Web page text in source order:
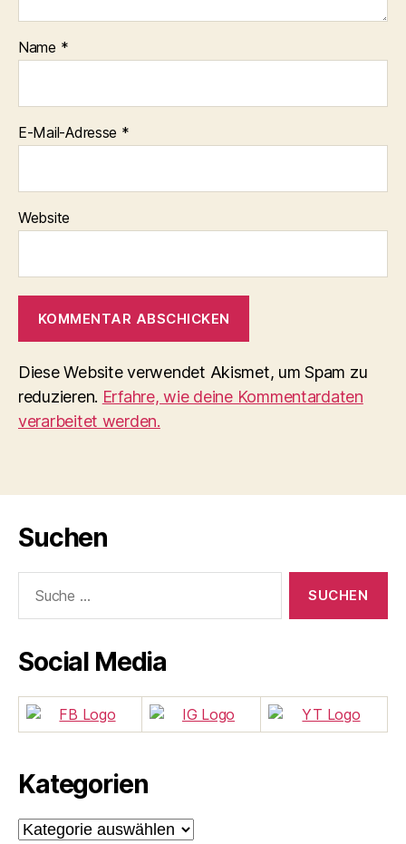
Name *
E-Mail-Adresse *
Website
Diese Website verwendet Akismet, um Spam zu
reduzieren. Erfahre, wie deine Kommentardaten
verarbeitet werden.
Suchen
nach:
Social Media
Kategorien
Kategorien